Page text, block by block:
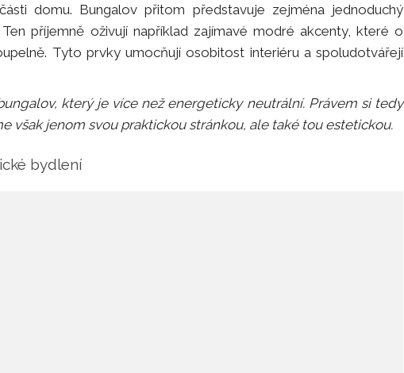
domu. Bungalov přitom představuje zejména jednoduchý
příjemně oživují například zajímavé modré akcenty, které o
Tyto prvky umocňují osobitost interiéru a spoludotvářejí
který je více než energeticky neutrální. Právem si tedy
však jenom svou praktickou stránkou, ale také tou estetickou.
bydlení